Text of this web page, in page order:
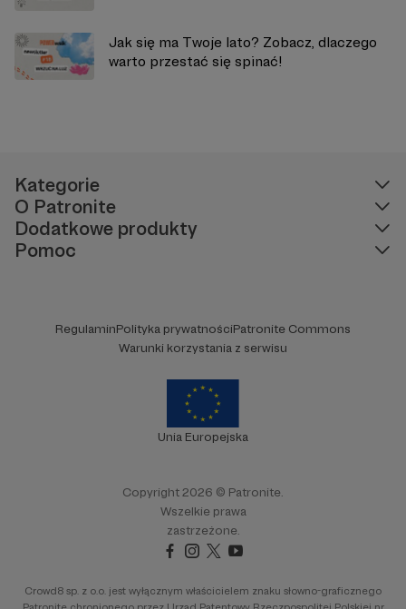
Jak się ma Twoje lato? Zobacz, dlaczego
warto przestać się spinać!
Kategorie
O Patronite
Dodatkowe produkty
Pomoc
RegulaminPolityka prywatnościPatronite Commons
Warunki korzystania z serwisu
Unia Europejska
Copyright 2026 © Patronite.
Wszelkie prawa
zastrzeżone.
Crowd8 sp. z o.o. jest wyłącznym właścicielem znaku słowno-graficznego